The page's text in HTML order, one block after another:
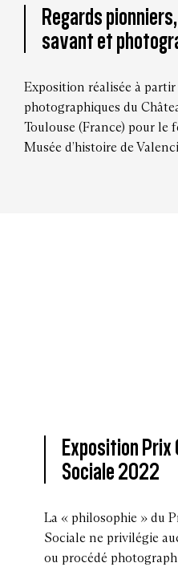
Regards
savant et
Exposition réalisée à
photographiques du
Toulouse (France) pour le
Musée d’histoire de
Exposition
Sociale 2022
La « philosophie » du
Sociale ne privilégie
ou procédé